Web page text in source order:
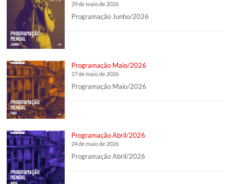
29 de maio de 2026
Programação Junho/2026
Programação Maio/2026
27 de maio de 2026
Programação Maio/2026
Programação Abril/2026
24 de maio de 2026
Programação Abril/2026